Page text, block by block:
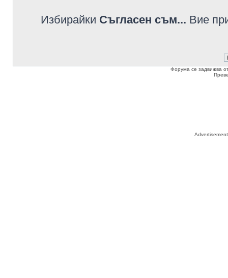
Избирайки Съгласен съм... Вие
Форума се задвижва